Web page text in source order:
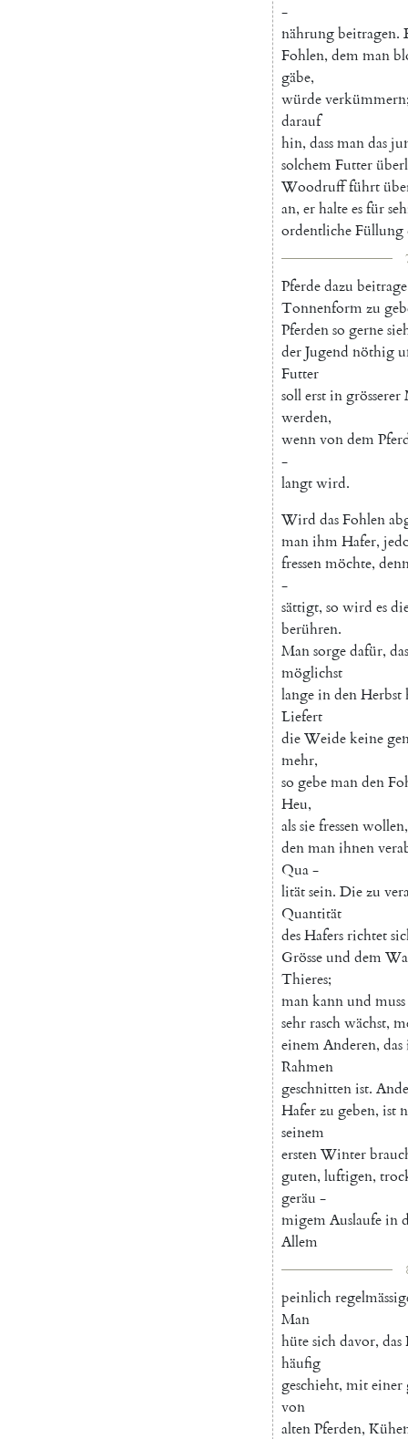
-
nährungbeitragen.
Fohlen, demman
gäbe,
würdeverkümmern
darauf
hin, dassmandas
solchemFutter
Woodruffführt
an, erhalteesfür
ordentlicheFüllung
Pferdedazu beitrage
Tonnenformzu
Pferdenso gerne
derJugend nöthig
Futter
sollerstingrösserer
werden,
wennvondem
-
langtwird.
Wird dasFohlen
manihmHafer,
fressenmöchte,
-
sättigt, so wird es
berühren.
Mansorgedafür,
möglichst
langeindenHerbst
Liefert
dieWeidekeine
mehr,
so gebemanden
Heu,
alssiefressenwollen,
denmanihnen
Qua-
litätsein. Diezu
Quantität
desHafersrichtet
Grösseund dem
Thieres;
mankannund muss
sehrraschwächst,
einemAnderen, das
Rahmen
geschnittenist.
Haferzu geben, ist
seinem
erstenWinter
guten, luftigen,
geräu -
migemAuslaufein
Allem
peinlich
Man
hütesichdavor, das
häufig
geschieht, miteiner
von
altenPferden,